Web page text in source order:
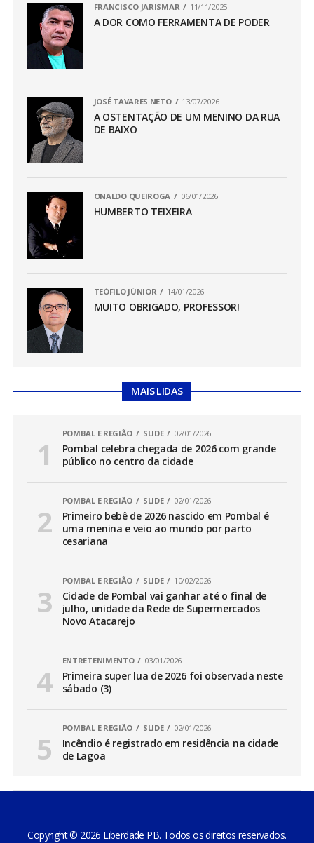
FRANCISCO JARISMAR 11/11/2025
A DOR COMO FERRAMENTA DE PODER
JOSÉ TAVARES NETO 13/07/2026
A OSTENTAÇÃO DE UM MENINO DA RUA
DE BAIXO
ONALDO QUEIROGA 06/01/2026
HUMBERTO TEIXEIRA
TEÓFILO JÚNIOR 14/01/2026
MUITO OBRIGADO, PROFESSOR!
MAIS LIDAS
POMBAL E REGIÃO SLIDE 02/01/2026
Pombal celebra chegada de 2026 com grande
público no centro da cidade
POMBAL E REGIÃO SLIDE 02/01/2026
Primeiro bebê de 2026 nascido em Pombal é
uma menina e veio ao mundo por parto
cesariana
POMBAL E REGIÃO SLIDE 10/02/2026
Cidade de Pombal vai ganhar até o final de
julho, unidade da Rede de Supermercados
Novo Atacarejo
ENTRETENIMENTO 03/01/2026
Primeira super lua de 2026 foi observada neste
sábado (3)
POMBAL E REGIÃO SLIDE 02/01/2026
Incêndio é registrado em residência na cidade
de Lagoa
Copyright © 2026 Liberdade PB. Todos os direitos reservados.